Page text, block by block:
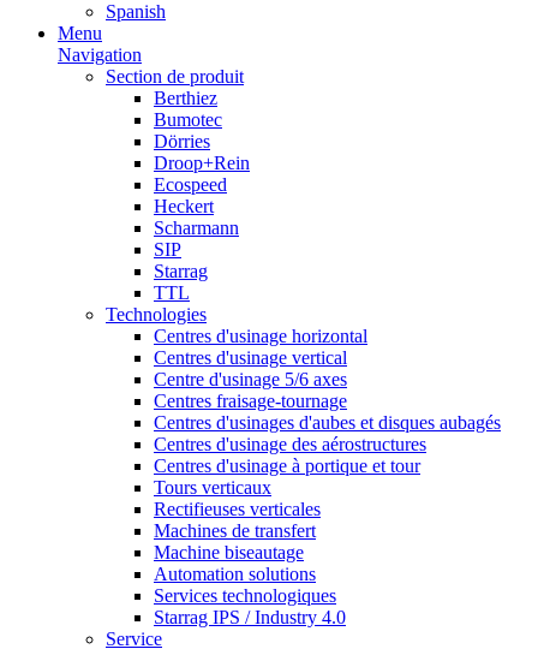
Spanish
Menu
Navigation
Section de produit
Berthiez
Bumotec
Dörries
Droop+Rein
Ecospeed
Heckert
Scharmann
SIP
Starrag
TTL
Technologies
Centres d'usinage horizontal
Centres d'usinage vertical
Centre d'usinage 5/6 axes
Centres fraisage-tournage
Centres d'usinages d'aubes et disques aubagés
Centres d'usinage des aérostructures
Centres d'usinage à portique et tour
Tours verticaux
Rectifieuses verticales
Machines de transfert
Machine biseautage
Automation solutions
Services technologiques
Starrag IPS / Industry 4.0
Service